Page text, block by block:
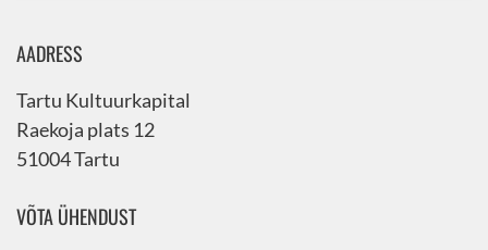
AADRESS
Tartu Kultuurkapital
Raekoja plats 12
51004 Tartu
VÕTA ÜHENDUST